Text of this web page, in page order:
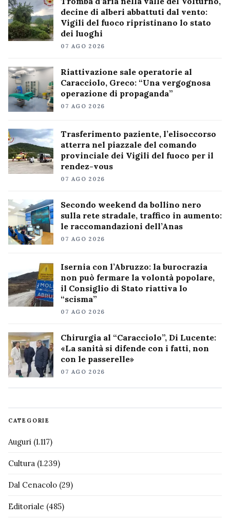
decine di alberi abbattuti dal vento:
Vigili del fuoco ripristinano lo stato
dei luoghi
07 AGO 2026
Riattivazione sale operatorie al
Caracciolo, Greco: “Una vergognosa
operazione di propaganda”
07 AGO 2026
Trasferimento paziente, l’elisoccorso
atterra nel piazzale del comando
provinciale dei Vigili del fuoco per il
rendez-vous
07 AGO 2026
Secondo weekend da bollino nero
sulla rete stradale, traffico in aumento:
le raccomandazioni dell’Anas
07 AGO 2026
Isernia con l’Abruzzo: la burocrazia
non può fermare la volontà popolare,
il Consiglio di Stato riattiva lo
“scisma”
07 AGO 2026
Chirurgia al “Caracciolo”, Di Lucente:
«La sanità si difende con i fatti, non
con le passerelle»
07 AGO 2026
CATEGORIE
Auguri (1.117)
Cultura (1.239)
Dal Cenacolo (29)
Editoriale (485)